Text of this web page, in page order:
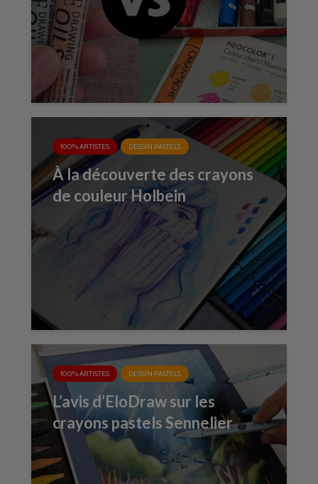
100% ARTISTES DESSIN PASTELS
À la découverte des crayons
de couleur Holbein
100% ARTISTES DESSIN PASTELS
L’avis d’EloDraw sur les
crayons pastels Sennelier